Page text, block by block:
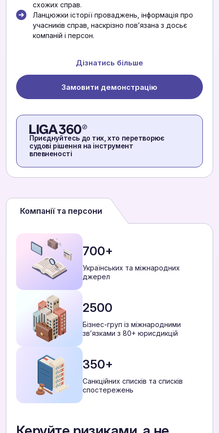
схожих справ.
Ланцюжки історії проваджень, інформація про
учасників справ, наскрізно повʼязана з досьє
компаній і персон.
Дізнатись більше
Замовити демонстрацію
Приєднуйтесь до тих, хто перетворює
судові рішення на інструмент
впевненості
Компанії та персони
700+
Українських та міжнародних
джерел
2500
Бізнес-груп із міжнародними
звʼязками з 80+ юрисдикцій
350+
Санкційних списків та списків
спостережень